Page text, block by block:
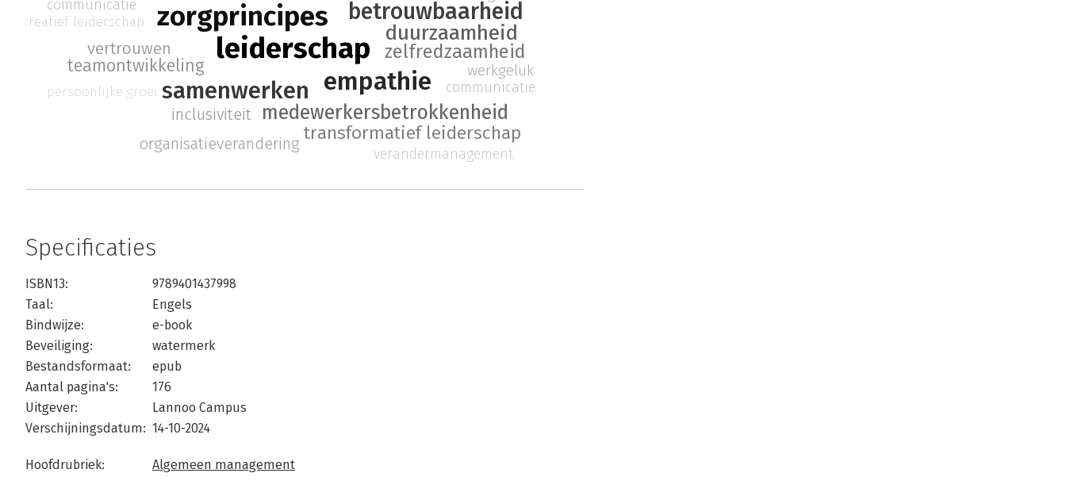
leiderschap
zorgprincipes
empathie
samenwerken
betrouwbaarheid
duurzaamheid
medewerkersbetrokkenheid
zelfredzaamheid
transformatief leiderschap
teamontwikkeling
inclusiviteit
vertrouwen
werkgeluk
organisatieverandering
creatief leiderschap
communicatie
persoonlijke groei
communicatie
verandermanagement
Specificaties
ISBN13:
9789401437998
Taal:
Engels
Bindwijze:
e-book
Beveiliging:
watermerk
Bestandsformaat:
epub
Aantal pagina's:
176
Uitgever:
Lannoo Campus
Verschijningsdatum: 14-10-2024
Hoofdrubriek: Algemeen management